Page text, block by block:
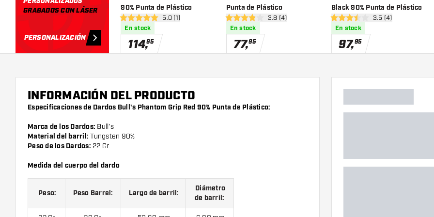
GRABADOS CON LÁSER
PERSONALIZACIÓN
90% Punta de Plástico
abrir panel de reseñas
5 estrellas de puntuación
5.0 (1)
En stock
114,95
Punta de Plástico
abrir panel de reseñas
3.8 estrellas de puntuación
3.8 (4)
En stock
77,95
Black 90% Punta de Plástico
abrir panel de
3.5 estrellas de puntuación
3.5 (4)
En stock
97,95
INFORMACIÓN DEL PRODUCTO
Especificaciones de Dardos Bull's Phantom Grip Red 90% Punta de Plástico:
Marca de los Dardos: Bull's
Material del barril: Tungsten 90%
Peso de los Dardos: 22 Gr.
Medida del cuerpo del dardo
Peso: Peso Barrel: Largo de barril:
Diámetro
de barril: